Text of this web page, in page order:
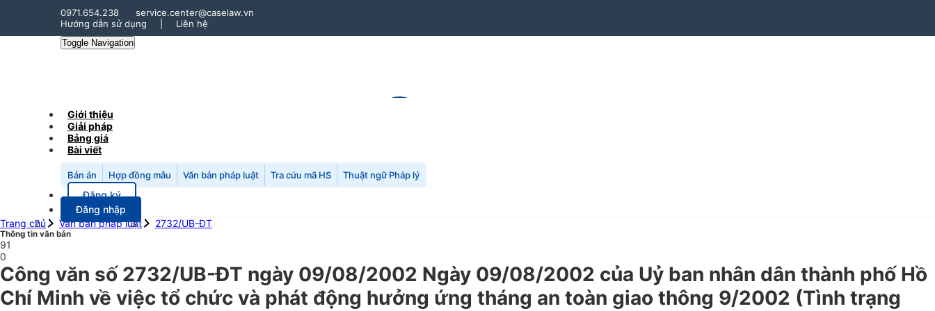
0971.654.238
service.center@caselaw.vn
Hướng dẫn sử dụng
Liên hệ
Toggle Navigation
Giới thiệu
Giải pháp
Bảng giá
Bài viết
Bản án Hợp đồng mẫu Văn bản pháp luật Tra cứu mã HS Thuật ngữ Pháp lý
Đăng ký
Đăng nhập
Trang chủ
Văn bản pháp luật 2732/UB-ĐT
Thông tin văn bản
91
0
Công văn số 2732/UB-ĐT ngày 09/08/2002 Ngày 09/08/2002 của Uỷ ban nhân dân thành phố Hồ
Chí Minh về việc tổ chức và phát động hưởng ứng tháng an toàn giao thông 9/2002 (Tình trạng